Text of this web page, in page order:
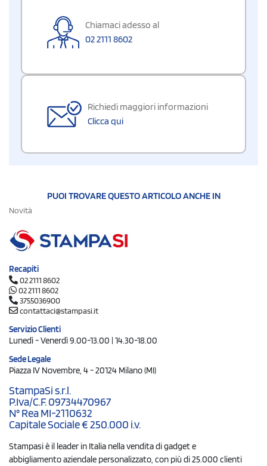
Chiamaci adesso al
02 2111 8602
Richiedi maggiori informazioni
Clicca qui
PUOI TROVARE QUESTO ARTICOLO ANCHE IN
Novità
Recapiti
02 2111 8602
02 2111 8602
3755036900
contattaci@stampasi.it
Servizio Clienti
Lunedì - Venerdì 9.00-13.00 | 14.30-18.00
Sede Legale
Piazza IV Novembre, 4 - 20124 Milano (MI)
StampaSi s.r.l.
P.Iva/C.F. 09734470967
N° Rea MI-2110632
Capitale Sociale € 250.000 i.v.
Stampasi è il leader in Italia nella vendita di gadget e
abbigliamento aziendale personalizzato, con più di 25.000 clienti